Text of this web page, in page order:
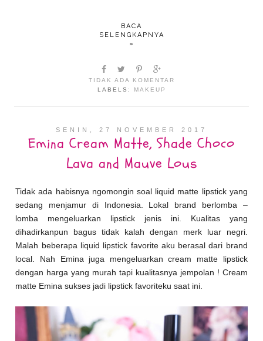
BACA
SELENGKAPNYA
»
TIDAK ADA KOMENTAR
LABELS:
MAKEUP
SENIN, 27 NOVEMBER 2017
Emina Cream Matte, Shade Choco
Lava and Mauve Lous
Tidak ada habisnya ngomongin soal liquid matte lipstick yang
sedang menjamur di Indonesia. Lokal brand berlomba –
lomba mengeluarkan lipstick jenis ini. Kualitas yang
dihadirkanpun bagus tidak kalah dengan merk luar negri.
Malah beberapa liquid lipstick favorite aku berasal dari brand
local. Nah Emina juga mengeluarkan cream matte lipstick
dengan harga yang murah tapi kualitasnya jempolan ! Cream
matte Emina sukses jadi lipstick favoriteku saat ini.